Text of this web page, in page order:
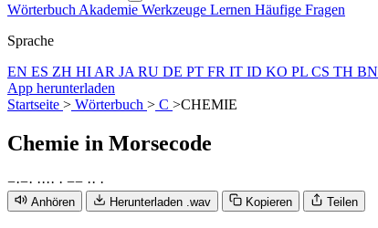
Wörterbuch Akademie Werkzeuge Lernen Häufige Fragen
Sprache
EN ES ZH HI AR JA RU DE PT FR IT ID KO PL CS TH BN
App herunterladen
Startseite > Wörterbuch > C >CHEMIE
Chemie in Morsecode
−·−· ···· · −− ·· ·
Anhören Herunterladen .wav Kopieren Teilen